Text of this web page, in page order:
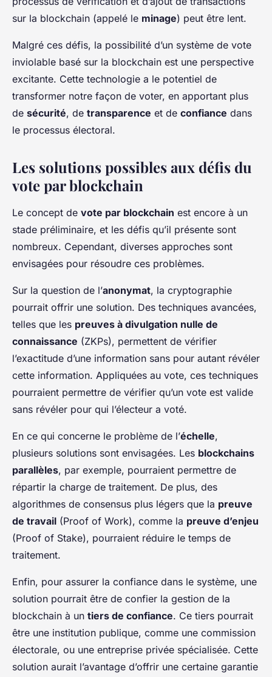
sur la blockchain (appelé le minage) peut être lent.
Malgré ces défis, la possibilité d’un système de vote
inviolable basé sur la blockchain est une perspective
excitante. Cette technologie a le potentiel de
transformer notre façon de voter, en apportant plus
de sécurité, de transparence et de confiance dans
le processus électoral.
Les solutions possibles aux défis du
vote par blockchain
Le concept de vote par blockchain est encore à un
stade préliminaire, et les défis qu’il présente sont
nombreux. Cependant, diverses approches sont
envisagées pour résoudre ces problèmes.
Sur la question de l’anonymat, la cryptographie
pourrait offrir une solution. Des techniques avancées,
telles que les preuves à divulgation nulle de
connaissance (ZKPs), permettent de vérifier
l’exactitude d’une information sans pour autant révéler
cette information. Appliquées au vote, ces techniques
pourraient permettre de vérifier qu’un vote est valide
sans révéler pour qui l’électeur a voté.
En ce qui concerne le problème de l’échelle,
plusieurs solutions sont envisagées. Les blockchains
parallèles, par exemple, pourraient permettre de
répartir la charge de traitement. De plus, des
algorithmes de consensus plus légers que la preuve
de travail (Proof of Work), comme la preuve d’enjeu
(Proof of Stake), pourraient réduire le temps de
traitement.
Enfin, pour assurer la confiance dans le système, une
solution pourrait être de confier la gestion de la
blockchain à un tiers de confiance. Ce tiers pourrait
être une institution publique, comme une commission
électorale, ou une entreprise privée spécialisée. Cette
solution aurait l’avantage d’offrir une certaine garantie